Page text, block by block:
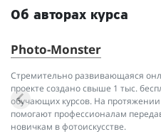
Об авторах курса
Photo-Monster
Стремительно развивающаяся
проекте создано свыше 1 тыс.
обучающих курсов. На
помогают профессионалам
новичкам в фотоискусстве.